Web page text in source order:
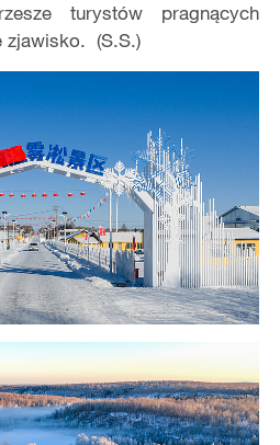
turystów pragnących
zjawisko. (S.S.)